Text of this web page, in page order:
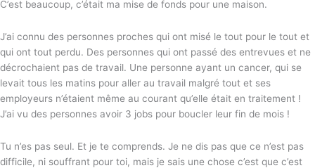
C’est beaucoup, c’était ma mise de fonds pour une maison.
J’ai connu des personnes proches qui ont misé le tout pour le tout et
qui ont tout perdu. Des personnes qui ont passé des entrevues et ne
décrochaient pas de travail. Une personne ayant un cancer, qui se
levait tous les matins pour aller au travail malgré tout et ses
employeurs n’étaient même au courant qu’elle était en traitement !
J’ai vu des personnes avoir 3 jobs pour boucler leur fin de mois !
Tu n’es pas seul. Et je te comprends. Je ne dis pas que ce n’est pas
difficile, ni souffrant pour toi, mais je sais une chose c’est que c’est